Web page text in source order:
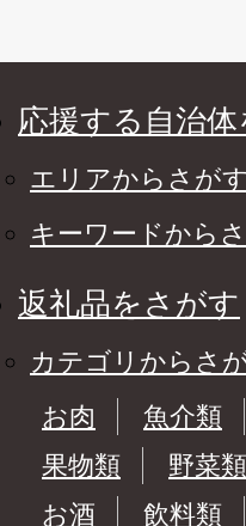
応援する自治
エリアからさがす
キーワードから
返礼品をさがす
カテゴリからさ
お肉
魚介類
果物類
野菜類
お酒
飲料類